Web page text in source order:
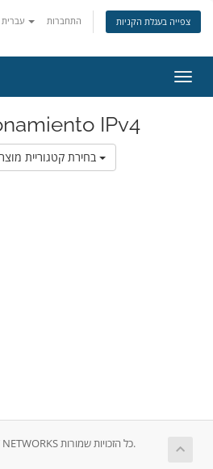
התחברות צפייה בעגלת הקניות
ניווט
IPv4
בחירת קטגוריית מוצרים אחרת
זכויות יוצרים © 2026 ADJENET NETWORKS כל הזכויות שמורות.